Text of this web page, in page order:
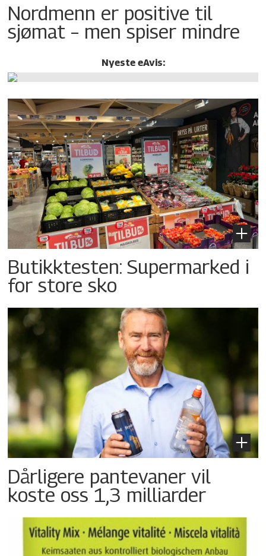
Nordmenn er positive til
sjømat – men spiser mindre
Nyeste eAvis:
Butikktesten: Supermarked i
for store sko
Dårligere pantevaner vil
koste oss 1,3 milliarder